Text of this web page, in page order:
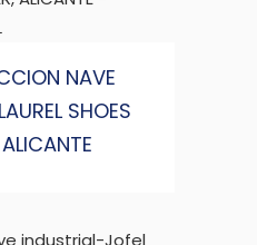
NAVE
SHOES